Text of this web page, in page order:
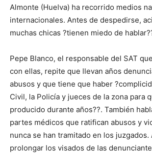
Almonte (Huelva) ha recorrido medios
internacionales. Antes de despedirse,
muchas chicas ?tienen miedo de
Pepe Blanco, el responsable del SAT
con ellas, repite que llevan años
abusos y que tiene que haber
Civil, la Policía y jueces de la zona para
producido durante años??. También
partes médicos que ratifican abusos y
nunca se han tramitado en los juzgados.
prolongar los visados de las